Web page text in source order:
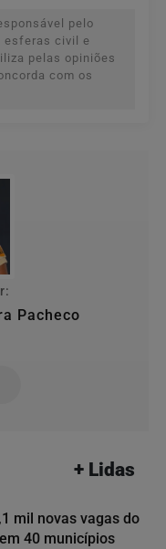
pelo
esferas civil e
pelas opiniões
com os
Pacheco
+ Lidas
mil novas vagas do
40 municípios